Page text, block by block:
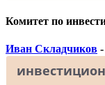
Комитет по
Иван Складчиков